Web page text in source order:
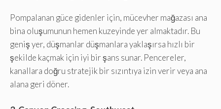
Pompalanan güce gidenler için, mücevher mağazası ana
bina oluşumunun hemen kuzeyinde yer almaktadır. Bu
geniş yer, düşmanlar düşmanlara yaklaşırsa hızlı bir
şekilde kaçmak için iyi bir şans sunar. Pencereler,
kanallara doğru stratejik bir sızıntıya izin verir veya ana
alana geri döner.